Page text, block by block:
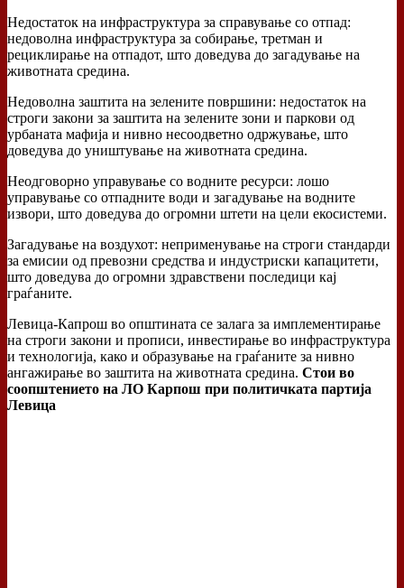
Недостаток на инфраструктура за справување со отпад:
недоволна инфраструктура за собирање, третман и
рециклирање на отпадот, што доведува до загадување на
животната средина.
Недоволна заштита на зелените површини: недостаток на
строги закони за заштита на зелените зони и паркови од
урбаната мафија и нивно несоодветно одржување, што
доведува до уништување на животната средина.
Неодговорно управување со водните ресурси: лошо
управување со отпадните води и загадување на водните
извори, што доведува до огромни штети на цели екосистеми.
Загадување на воздухот: неприменување на строги стандарди
за емисии од превозни средства и индустриски капацитети,
што доведува до огромни здравствени последици кај
граѓаните.
Левица-Капрош во општината се залага за имплементирање
на строги закони и прописи, инвестирање во инфраструктура
и технологија, како и образување на граѓаните за нивно
ангажирање во заштита на животната средина. Стои во
соопштението на ЛО Карпош при политичката партија
Левица